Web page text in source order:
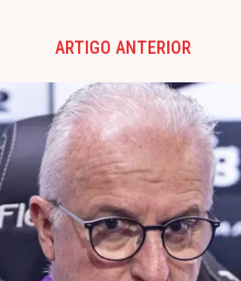
ARTIGO ANTERIOR